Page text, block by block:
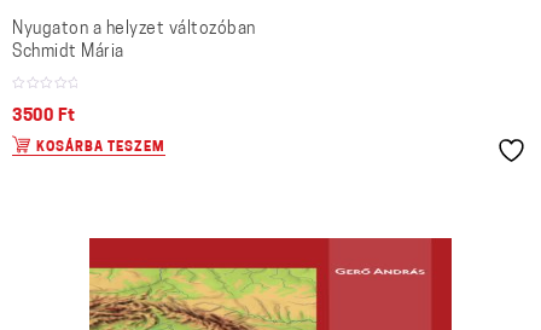
Nyugaton a helyzet változóban
Schmidt Mária
3500 Ft
KOSÁRBA TESZEM